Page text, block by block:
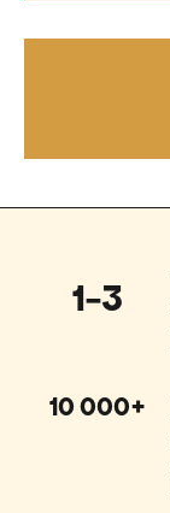
1-3
10 000+